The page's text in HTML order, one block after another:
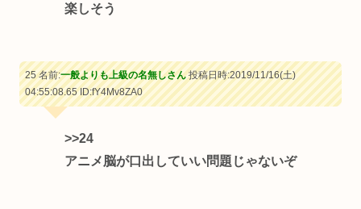
楽しそう
25 名前:一般よりも上級の名無しさん投稿日時:2019/11/16(土)
04:55:08.65ID:fY4Mv8ZA0
>>24
アニメ脳が口出していい問題じゃないぞ